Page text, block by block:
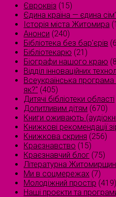
Євроквіз (15)
Єдина країна — єдина
Історія міста Житомира
Анонси (240)
Бібліотека без бар'єрів
Бібліотекарю (21)
Біографи нашого краю
Відділ інноваційних
Всеукраїнська
як?" (405)
Дитячі бібліотеки області
Допитливим дітям (670)
Книги оживають
Книжкові рекомендації
Книжкова скриня (256)
Краєзнавство (15)
Краєзнавчий блог (75)
Літературна
Ми в соцмережах (7)
Молодіжний простір (419)
Наші проєкти та